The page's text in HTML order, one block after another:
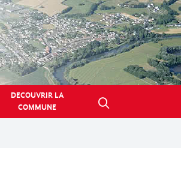
DECOUVRIR LA
COMMUNE